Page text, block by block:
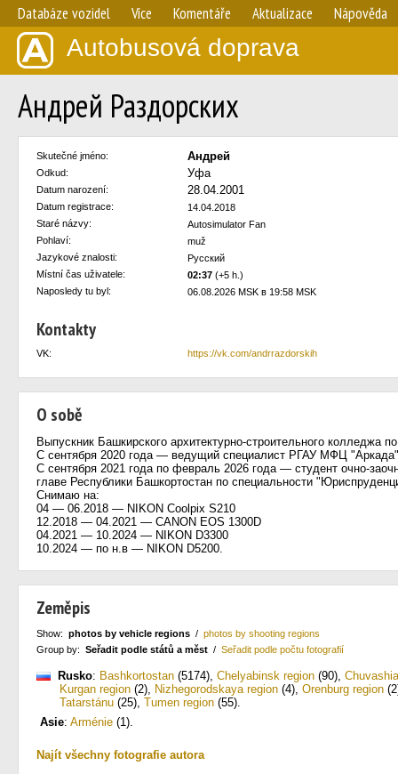
Databáze vozidel Více Komentáře Aktualizace Nápověda
Autobusová doprava
Андрей Раздорских
Skutečné jméno: Андрей
Odkud: Уфа
Datum narození: 28.04.2001
Datum registrace:
14.04.2018
Staré názvy:
Autosimulator Fan
Pohlaví:
muž
Jazykové znalosti:
Русский
Místní čas uživatele:
02:37 (+5 h.)
Naposledy tu byl:
06.08.2026 MSK в 19:58 MSK
Kontakty
VK: https://vk.com/andrrazdorskih
O sobě
Выпускник Башкирского архитектурно-строительного
С сентября 2020 года — ведущий специалист РГАУ МФЦ "Аркада"
С сентября 2021 года по февраль 2026 года — студент очно-
главе Республики Башкортостан по специальности
Снимаю на:
04 — 06.2018 — NIKON Coolpix S210
12.2018 — 04.2021 — CANON EOS 1300D
04.2021 — 10.2024 — NIKON D3300
10.2024 — по н.в — NIKON D5200.
Zeměpis
Show: photos by vehicle regions / photos by shooting regions
Group by: Seřadit podle států a měst / Seřadit podle počtu fotografií
Rusko: Bashkortostan (5174), Chelyabinsk region (90), Chuvashia
Kurgan region (2), Nizhegorodskaya region (4), Orenburg region
Tatarstánu (25), Tumen region (55).
Asie: Arménie (1).
Najít všechny fotografie autora